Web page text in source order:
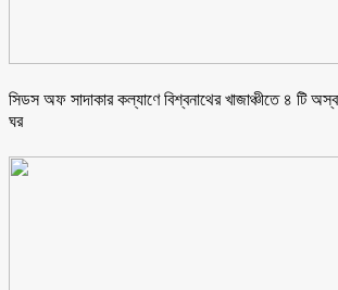
সিডস অফ সাদাকার কল্যাণে বিশ্বনাথের খাজাঞ্চীতে ৪ টি
ঘর